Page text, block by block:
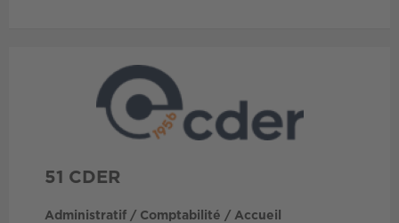
51 CDER
Administratif / Comptabilité / Accueil